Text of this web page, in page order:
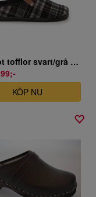
Fly Flot tofflor svart/grå rutig
KÖP NU